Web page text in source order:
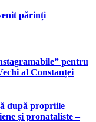
părinți
pentru
al Constanței
după propriile
și pronataliste –